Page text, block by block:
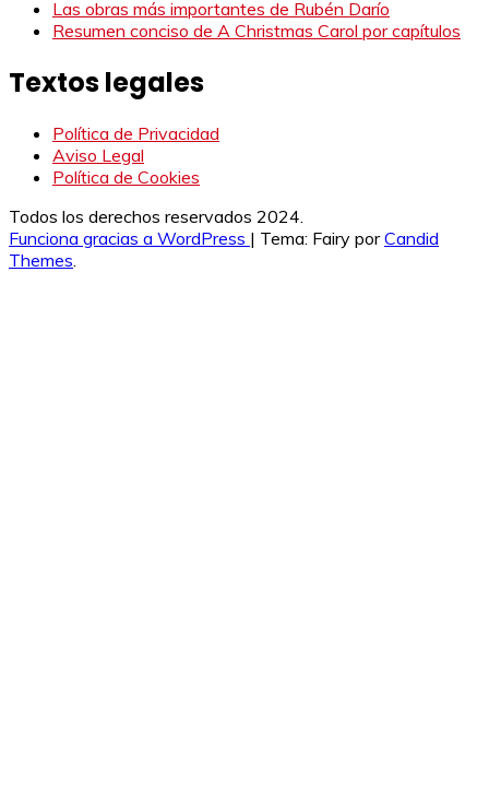
Las obras más importantes de Rubén Darío
Resumen conciso de A Christmas Carol por capítulos
Textos legales
Política de Privacidad
Aviso Legal
Política de Cookies
Todos los derechos reservados 2024.
Funciona gracias a WordPress | Tema: Fairy porCandid
Themes.